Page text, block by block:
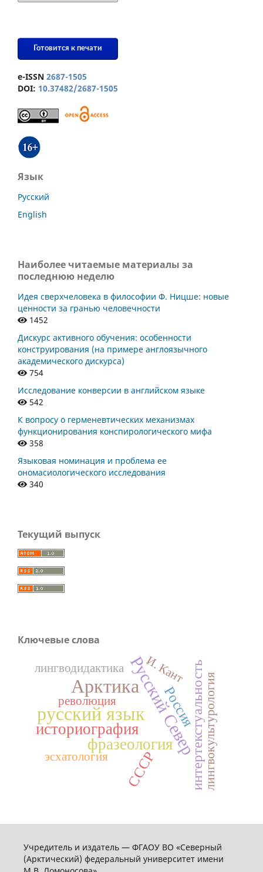
Готовится к печати
e-ISSN 2687-1505
DOI: 10.37482/2687-1505
Язык
Русский
English
Наиболее читаемые материалы за
последнюю неделю
Идея сверхчеловека в философии Ф. Ницше: новые
ценности за гранью человечности
1452
Дискурс активного обучения: особенности
конструирования (на примере англоязычного
академического дискурса)
754
Исследование конверсии в английском языке
542
К вопросу о герменевтических механизмах
функционирования конспирологического мифа
358
Языковая номинация и проблема ее
ономасиологического исследования
340
Текущий выпуск
Ключевые слова
русский язык
АрктикаРусский Север
фразеология
историография интертекстуальность
Россия
СССР лингвокультурология
эсхатология
революция
лингводидактика И. Кант
Учредитель и издатель — ФГАОУ ВО «Северный
(Арктический) федеральный университет имени